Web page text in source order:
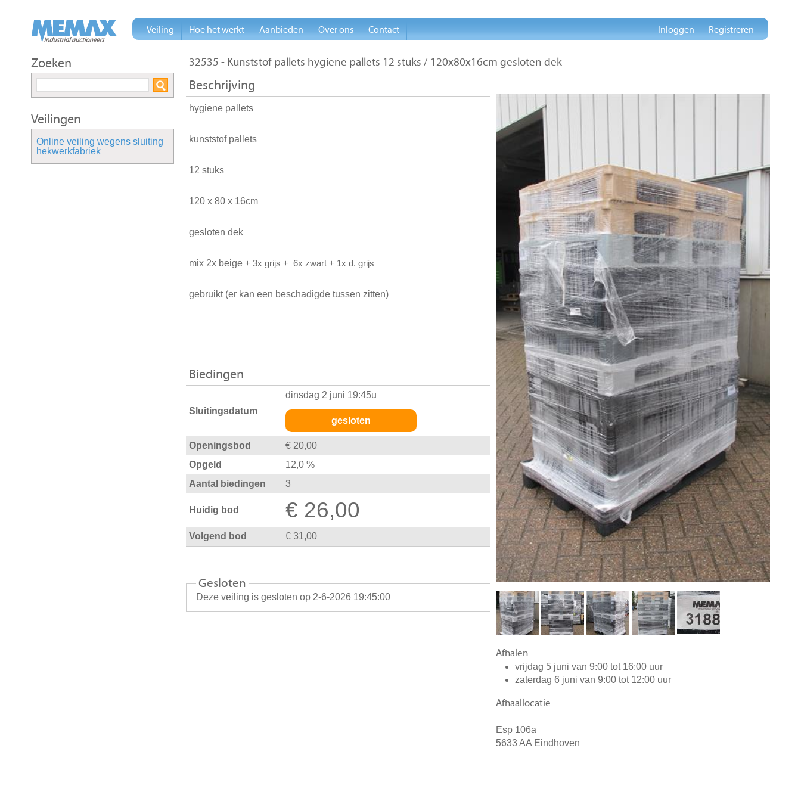
32535 - Kunststof pallets hygiene pallets 12 stuks / 120x80x16cm gesloten dek
Beschrijving
hygiene pallets
kunststof pallets
12 stuks
120 x 80 x 16cm
gesloten dek
mix 2x beige + 3x grijs + 6x zwart + 1x d. grijs
gebruikt (er kan een beschadigde tussen zitten)
Biedingen
Sluitingsdatum
dinsdag 2 juni 19:45u
gesloten
Openingsbod
€ 20,00
Opgeld
12,0 %
Aantal biedingen
3
Huidig bod € 26,00
Volgend bod € 31,00
Gesloten
Deze veiling is gesloten op 2-6-2026 19:45:00
Afhalen
vrijdag 5 juni van 9:00 tot 16:00 uur
zaterdag 6 juni van 9:00 tot 12:00 uur
Afhaallocatie
Esp 106a
5633 AA Eindhoven
Zoeken
Veilingen
Online veiling wegens sluiting
hekwerkfabriek
Veiling Hoe het werkt Aanbieden Over ons Contact Inloggen Registreren